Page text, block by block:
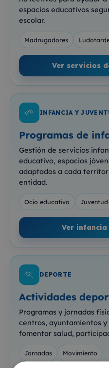
espacios educativos
escolar.
Madrugadores
Ver servicios
🌱 INFANCIA Y
Programas de
Gestión de servicios
educativo, espacios
adaptados a cada
entidad.
Ocio educativo Juventud
Ver
🏃 DEPORTE
Actividades
Programas y jornadas
centros, ayuntamientos
fomentar salud,
Jornadas Movimiento